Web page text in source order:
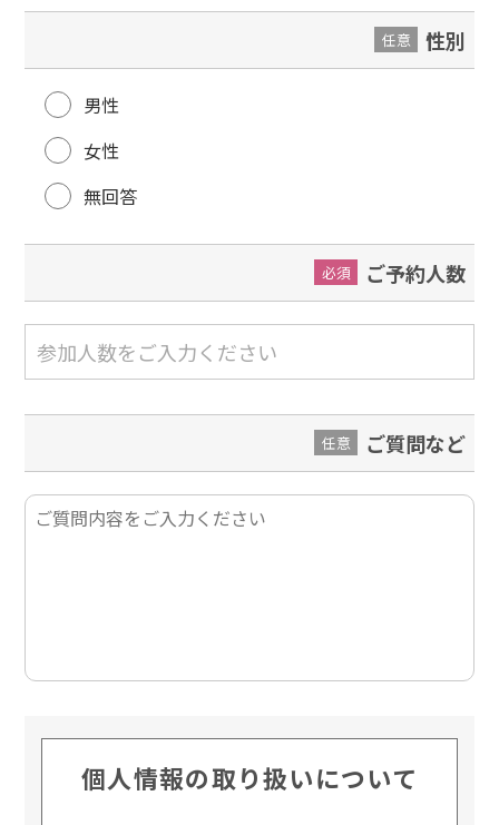
性別
任意
男性
女性
無回答
ご予約人数
必須
ご質問など
任意
個人情報の取り扱いについて